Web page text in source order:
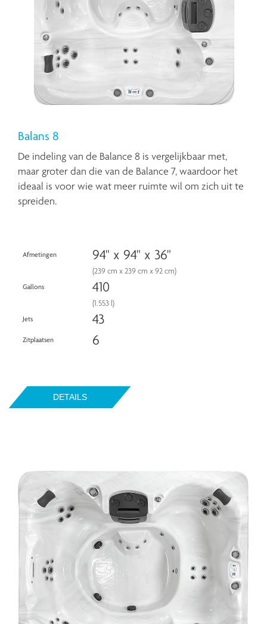
Balans 8
De indeling van de Balance 8 is vergelijkbaar met,
maar groter dan die van de Balance 7, waardoor het
ideaal is voor wie wat meer ruimte wil om zich uit te
spreiden.
Afmetingen 94" x 94" x 36"
(239 cm x 239 cm x 92 cm)
Gallons 410
(1.553 l)
Jets 43
Zitplaatsen 6
DETAILS